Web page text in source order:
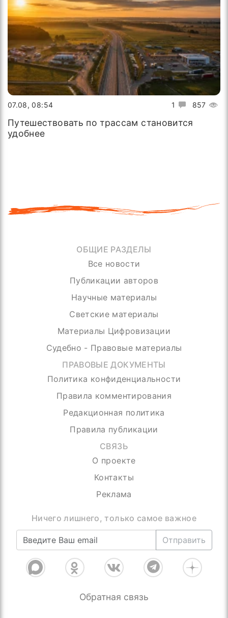
1 857
07.08, 08:54
Путешествовать по трассам становится
удобнее
ОБЩИЕ РАЗДЕЛЫ
Все новости
Публикации авторов
Научные материалы
Светские материалы
Материалы Цифровизации
Судебно - Правовые материалы
ПРАВОВЫЕ ДОКУМЕНТЫ
Политика конфиденциальности
Правила комментирования
Редакционная политика
Правила публикации
СВЯЗЬ
О проекте
Контакты
Реклама
Присоединяйтесь, нас уже более 4000
Отправить
Обратная связь